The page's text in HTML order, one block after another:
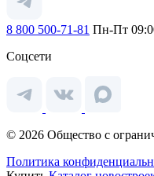
8 800 500-71-81 Пн-Пт
Соцсети
© 2026 Общество с
Политика